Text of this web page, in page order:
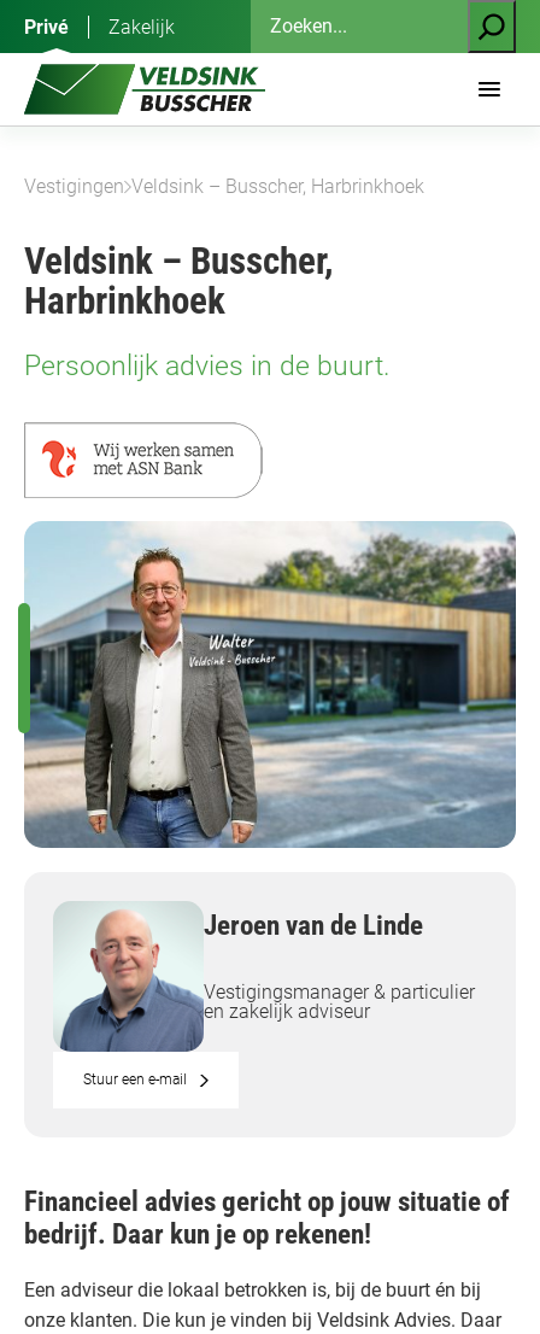
inhoud
Privé Zakelijk
Zoeken
Vestigingen Veldsink – Busscher, Harbrinkhoek
Veldsink – Busscher,
Harbrinkhoek
Persoonlijk advies in de buurt.
Jeroen van de Linde
Vestigingsmanager & particulier
en zakelijk adviseur
Stuur een e-mail
Financieel advies gericht op jouw situatie of
bedrijf. Daar kun je op rekenen!
Een adviseur die lokaal betrokken is, bij de buurt én bij
onze klanten. Die kun je vinden bij Veldsink Advies. Daar